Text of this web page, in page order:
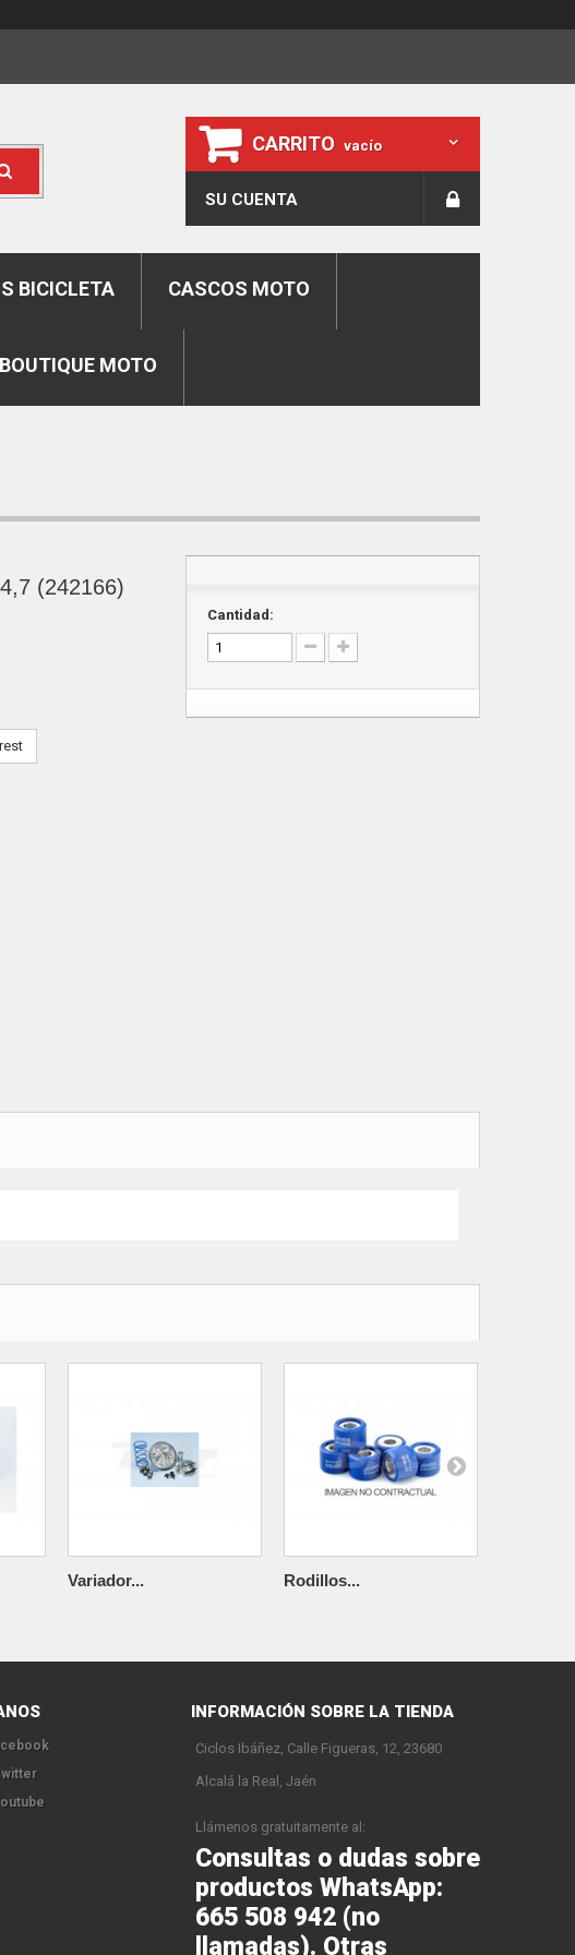
CARRITO vacío
SU CUENTA
BICICLETA CASCOS MOTO
BOUTIQUE MOTO
(242166)
Cantidad:
Variador... Rodillos...
INFORMACIÓN SOBRE LA TIENDA
Ciclos Ibáñez, Calle Figueras, 12, 23680
Alcalá la Real, Jaén
Llámenos gratuitamente al:
Consultas o dudas sobre
productos WhatsApp:
665 508 942 (no
llamadas). Otras